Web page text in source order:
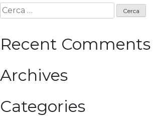
Ricerca
per:
Recent Comments
Archives
Categories